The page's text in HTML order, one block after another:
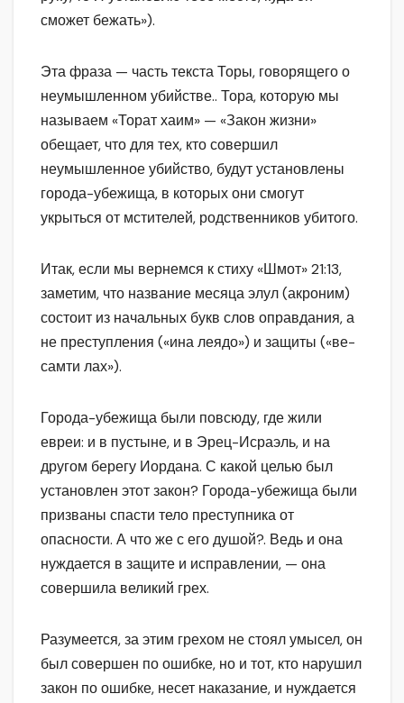
сможет бежать»).
Эта фраза — часть текста Торы, говорящего о
неумышленном убийстве.. Тора, которую мы
называем «Торат хаим» — «Закон жизни»
обещает, что для тех, кто совершил
неумышленное убийство, будут установлены
города-убежища, в которых они смогут
укрыться от мстителей, родственников убитого.
Итак, если мы вернемся к стиху «Шмот» 21:13,
заметим, что название месяца элул (акроним)
состоит из начальных букв слов оправдания, а
не преступления («ина леядо») и защиты («ве-
самти лах»).
Города-убежища были повсюду, где жили
евреи: и в пустыне, и в Эрец-Исраэль, и на
другом берегу Иордана. С какой целью был
установлен этот закон? Города-убежища были
призваны спасти тело преступника от
опасности. А что же с его душой?. Ведь и она
нуждается в защите и исправлении, — она
совершила великий грех.
Разумеется, за этим грехом не стоял умысел, он
был совершен по ошибке, но и тот, кто нарушил
закон по ошибке, несет наказание, и нуждается